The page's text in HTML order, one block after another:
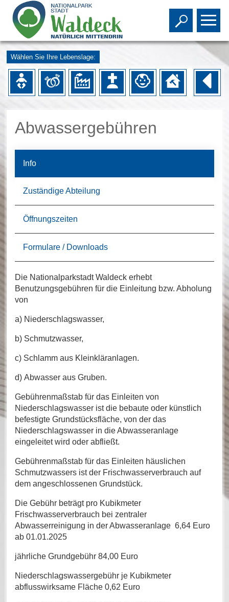
Toggle
Wählen Sie Ihre Lebenslage:
Abwassergebühren
Info
Zuständige Abteilung
Öffnungszeiten
Formulare / Downloads
Die Nationalparkstadt Waldeck erhebt
Benutzungsgebühren für die Einleitung bzw. Abholung
von
a) Niederschlagswasser,
b) Schmutzwasser,
c) Schlamm aus Kleinkläranlagen.
d) Abwasser aus Gruben.
Gebührenmaßstab für das Einleiten von
Niederschlagswasser ist die bebaute oder künstlich
befestigte Grundstücksfläche, von der das
Niederschlagswasser in die Abwasseranlage
eingeleitet wird oder abfließt.
Gebührenmaßstab für das Einleiten häuslichen
Schmutzwassers ist der Frischwasserverbrauch auf
dem angeschlossenen Grundstück.
Die Gebühr beträgt pro Kubikmeter
Frischwasserverbrauch bei zentraler
Abwasserreinigung in der Abwasseranlage 6,64 Euro
ab 01.01.2025
jährliche Grundgebühr 84,00 Euro
Niederschlagswassergebühr je Kubikmeter
abflusswirksame Fläche 0,62 Euro